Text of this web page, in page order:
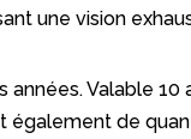
une vision
Valable
de